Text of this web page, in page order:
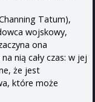
Tatum),
wojskowy,
ona
nią cały czas: w jej
że jest
które może